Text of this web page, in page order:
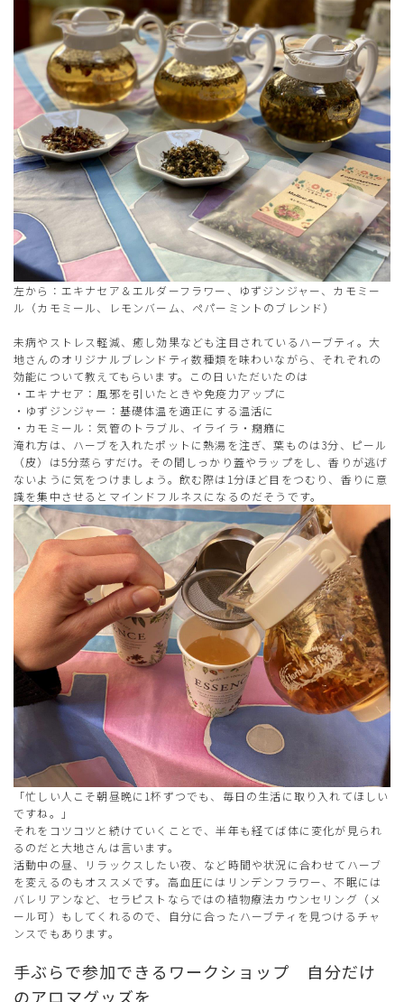
左から：エキナセア＆エルダーフラワー、ゆずジンジャー、カモミー
ル（カモミール、レモンバーム、ペパーミントのブレンド）
未病やストレス軽減、癒し効果なども注目されているハーブティ。大
地さんのオリジナルブレンドティ数種類を味わいながら、それぞれの
効能について教えてもらいます。この日いただいたのは
・エキナセア：風邪を引いたときや免疫力アップに
・ゆずジンジャー：基礎体温を適正にする温活に
・カモミール：気管のトラブル、イライラ・癇癪に
淹れ方は、ハーブを入れたポットに熱湯を注ぎ、葉ものは3分、ピール
（皮）は5分蒸らすだけ。その間しっかり蓋やラップをし、香りが逃げ
ないように気をつけましょう。飲む際は1分ほど目をつむり、香りに意
識を集中させるとマインドフルネスになるのだそうです。
「忙しい人こそ朝昼晩に1杯ずつでも、毎日の生活に取り入れてほしい
ですね。」
それをコツコツと続けていくことで、半年も経てば体に変化が見られ
るのだと大地さんは言います。
活動中の昼、リラックスしたい夜、など時間や状況に合わせてハーブ
を変えるのもオススメです。高血圧にはリンデンフラワー、不眠には
バレリアンなど、セラピストならではの植物療法カウンセリング（メ
ール可）もしてくれるので、自分に合ったハーブティを見つけるチャ
ンスでもあります。
手ぶらで参加できるワークショップ 自分だけ
のアロマグッズを